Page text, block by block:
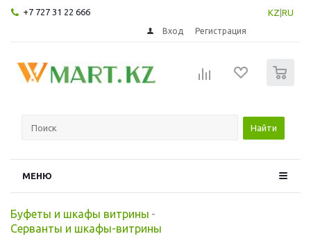
+7 727 31 22 666 KZ RU
Вход Регистрация
Найти
МЕНЮ
Буфеты и шкафы витрины -
Серванты и шкафы-витрины